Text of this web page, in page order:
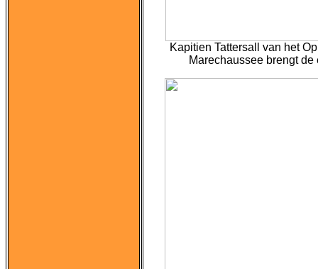
Kapitien Tattersall van het
Marechaussee brengt